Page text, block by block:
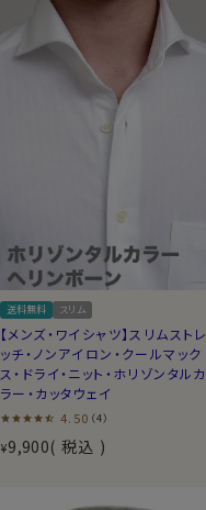
送料無料 スリム
【メンズ・ワイシャツ】スリムストレ
ッチ・ノンアイロン・クールマック
ス・ドライ・ニット・ホリゾンタルカ
ラー・カッタウェイ
4.50 （4）
¥9,900 税込